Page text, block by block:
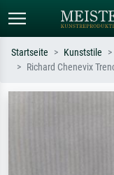
Startseite Kunststile
Richard Chenevix